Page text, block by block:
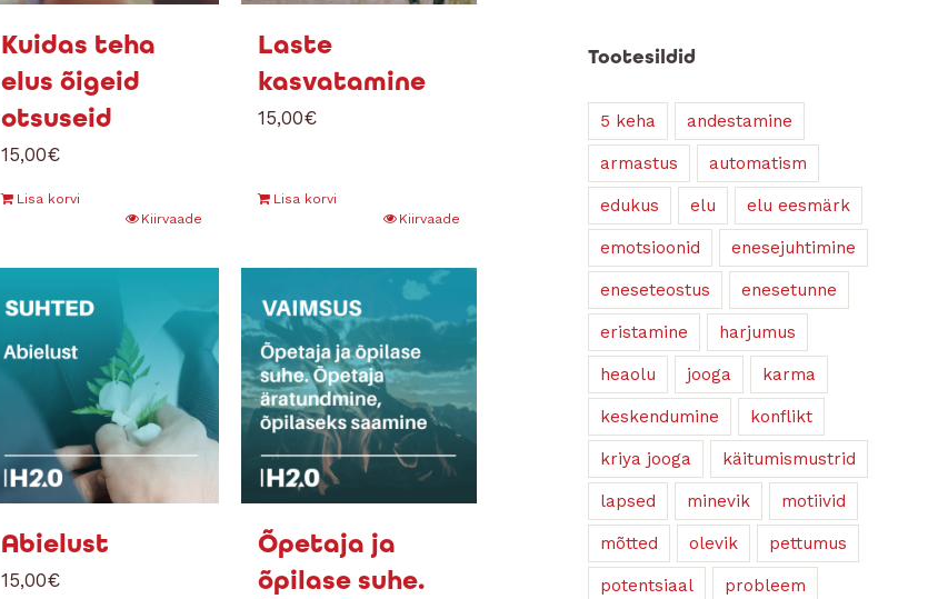
Kuidas teha
elus õigeid
otsuseid
15,00€
Lisa korvi
Kiirvaade
Laste
kasvatamine
15,00€
Lisa korvi
Kiirvaade
Abielust
15,00€
Õpetaja ja
õpilase suhe.
Tootesildid
5 keha andestamine
armastus automatism
edukus elu elu eesmärk
emotsioonid enesejuhtimine
eneseteostus enesetunne
eristamine harjumus
heaolu jooga karma
keskendumine konflikt
kriya jooga käitumismustrid
lapsed minevik motiivid
mõtted olevik pettumus
potentsiaal probleem